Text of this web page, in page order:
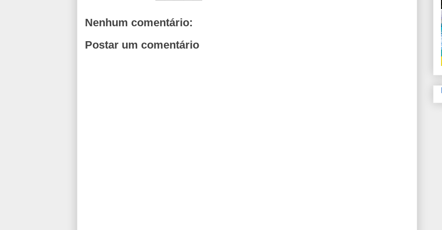
Nenhum comentário:
Postar um comentário